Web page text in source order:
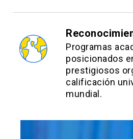
Programas
posicionados
prestigiosos
calificación
mundial.